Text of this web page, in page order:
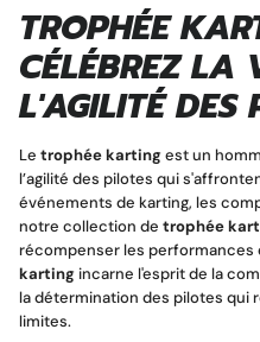
Magnet personnalisé
TROPHÉE
CÉLÉBREZ LA
L'AGILITÉ DES
Le trophée kartingest un
l’agilité des pilotes qui
événements de karting, les
notre collection de trophée
récompenser les performances
kartingincarne l'esprit de la
la détermination des pilotes qui
limites.